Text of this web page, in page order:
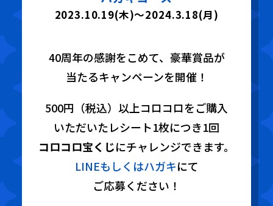
2023.10.19(木)〜2024.3.18(月)
40周年の感謝をこめて、豪華賞品が
当たるキャンペーンを開催！
500円（税込）以上コロコロをご購入
いただいたレシート1枚につき1回
コロコロ宝くじにチャレンジできます。
LINEもしくはハガキにて
ご応募ください！